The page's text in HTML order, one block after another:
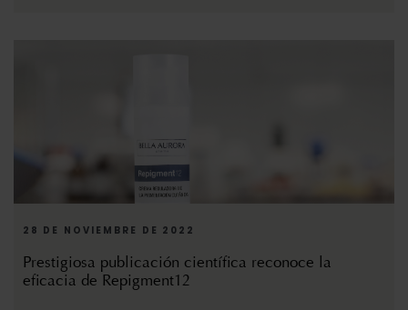
28 DE NOVIEMBRE DE 2022
Prestigiosa publicación científica reconoce la
eficacia de Repigment12